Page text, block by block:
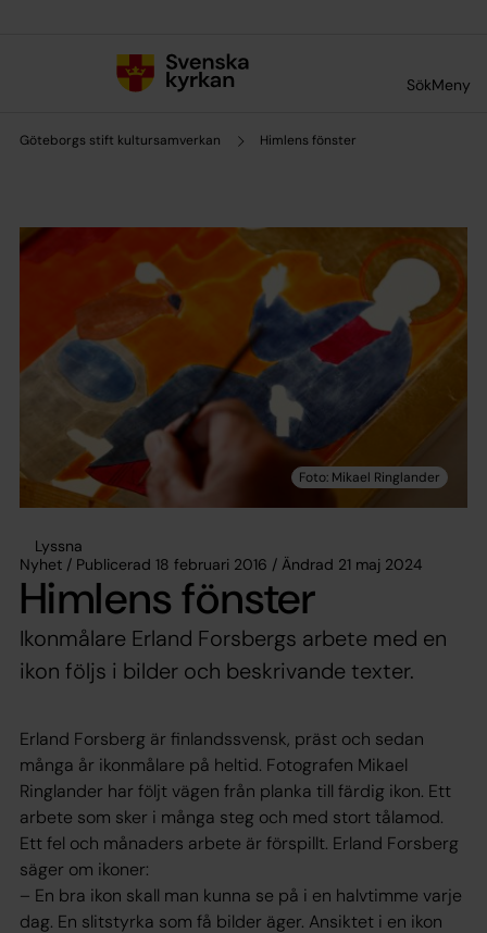
SökMeny
Göteborgs stift kultursamverkan Himlens fönster
Lyssna
Nyhet / Publicerad 18 februari 2016 / Ändrad 21 maj 2024
Himlens fönster
Ikonmålare Erland Forsbergs arbete med en
ikon följs i bilder och beskrivande texter.
Erland Forsberg är finlandssvensk, präst och sedan
många år ikonmålare på heltid. Fotografen Mikael
Ringlander har följt vägen från planka till färdig ikon. Ett
arbete som sker i många steg och med stort tålamod.
Ett fel och månaders arbete är förspillt. Erland Forsberg
säger om ikoner:
– En bra ikon skall man kunna se på i en halvtimme varje
dag. En slitstyrka som få bilder äger. Ansiktet i en ikon